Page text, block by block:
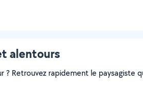
alentours
Retrouvez rapidement le paysagiste